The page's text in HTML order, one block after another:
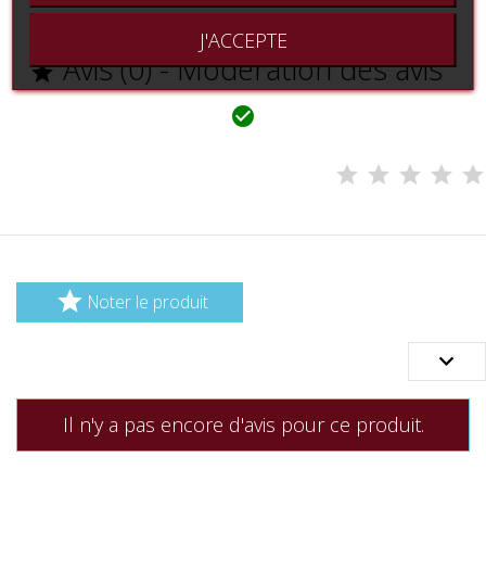
Avis (0) - Modération des avis

 Noter le produit

Il n'y a pas encore d'avis pour ce produit.
J'ACCEPTE